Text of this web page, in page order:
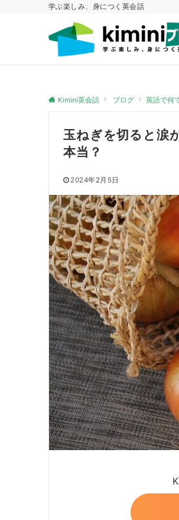
学ぶ楽しみ、身につく英会話
Kimini英会話 ブログ 英語で何
玉ねぎを切ると涙
本当？
2024年2月5日